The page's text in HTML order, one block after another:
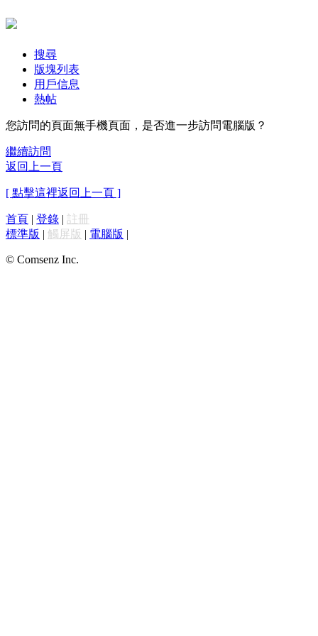
搜尋
版塊列表
用戶信息
熱帖
您訪問的頁面無手機頁面，是否進一步訪問電腦版？
繼續訪問
返回上一頁
[ 點擊這裡返回上一頁 ]
首頁 | 登錄 | 註冊
標準版 | 觸屏版 | 電腦版 |
© Comsenz Inc.